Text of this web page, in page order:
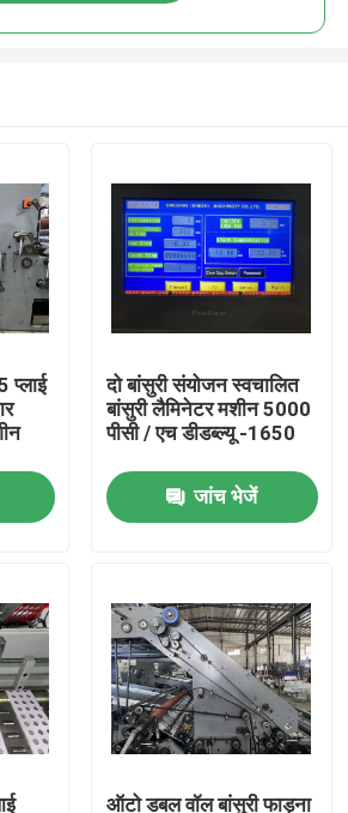
प्लाई
दो बांसुरी संयोजन स्वचालित
बांसुरी लैमिनेटर मशीन 5000
पीसी / एच डीडब्ल्यू -1650
जांच भेजें
ऑटो डबल वॉल बांसुरी फाड़ना